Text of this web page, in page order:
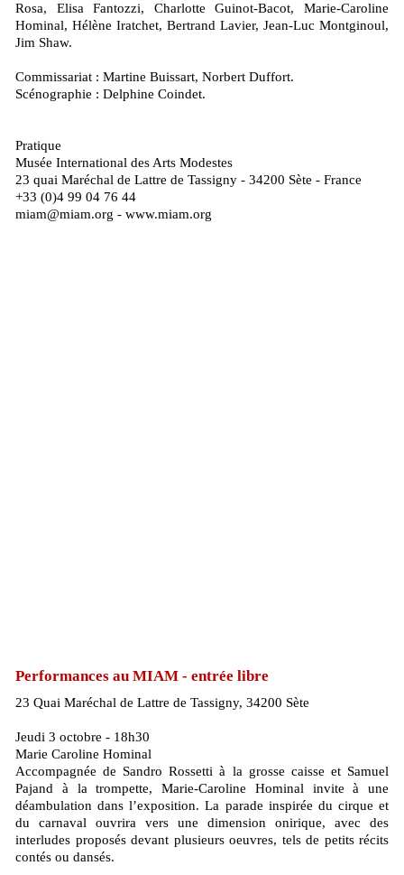
Rosa, Elisa Fantozzi, Charlotte Guinot-Bacot, Marie-Caroline
Hominal, Hélène Iratchet, Bertrand Lavier, Jean-Luc Montginoul,
Jim Shaw.
Commissariat : Martine Buissart, Norbert Duffort.
Scénographie : Delphine Coindet.
Pratique
Musée International des Arts Modestes
23 quai Maréchal de Lattre de Tassigny - 34200 Sète - France
+33 (0)4 99 04 76 44
miam@miam.org - www.miam.org
Performances au MIAM - entrée libre
23 Quai Maréchal de Lattre de Tassigny, 34200 Sète
Jeudi 3 octobre - 18h30
Marie Caroline Hominal
Accompagnée de Sandro Rossetti à la grosse caisse et Samuel
Pajand à la trompette, Marie-Caroline Hominal invite à une
déambulation dans l’exposition. La parade inspirée du cirque et
du carnaval ouvrira vers une dimension onirique, avec des
interludes proposés devant plusieurs oeuvres, tels de petits récits
contés ou dansés.